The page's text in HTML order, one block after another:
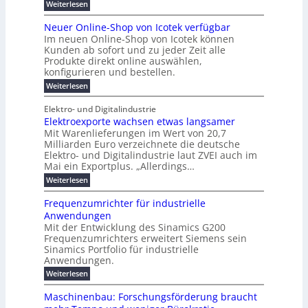
e
n
s
t
n
e
r
a
t
P
l
u
g
F
e
s
t
e
e
u
r
o
p
ä
i
s
c
h
e
n
M
a
r
k
t
m
e
r
t
e
n
H
a
l
b
j
a
h
r
2
0
2
6
d
n
e
u
r
W
a
g
o
-
C
E
O
l
s
t
c
k
e
r
ü
S
t
r
ö
m
e
b
i
s
5
A
Weiterlesen:
P
r
o
i
n
e
t
f
ü
h
r
e
n
d
e
s
i
n
u
s
t
r
i
e
l
l
e
E
Neuer Online-Shop von Icotek verfügbar
Im neuen Online-Shop von Icotek können
Kunden ab sofort und zu jeder Zeit alle
Produkte direkt online auswählen,
konfigurieren und bestellen.
Weiterlesen:
N
u
e
r
O
n
l
i
n
e
-
S
h
o
p
v
o
n
I
c
o
Elektro- und Digitalindustrie
Elektroexporte wachsen etwas langsamer
Mit Warenlieferungen im Wert von 20,7
Milliarden Euro verzeichnete die deutsche
Elektro- und Digitalindustrie laut ZVEI auch im
Mai ein Exportplus. „Allerdings…
Weiterlesen:
E
e
k
t
r
o
e
x
p
o
r
Frequenzumrichter für industrielle
Anwendungen
Mit der Entwicklung des Sinamics G200
Frequenzumrichters erweitert Siemens sein
Sinamics Portfolio für industrielle
Anwendungen.
Weiterlesen:
F
e
Maschinenbau: Forschungsförderung braucht